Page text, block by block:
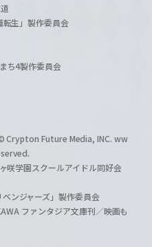
生」製作委員会
ち4製作委員会
Future Media, INC. ww
咲学園スクールアイドル同好会
ンジャーズ」製作委員会
ファンタジア文庫刊／映画も